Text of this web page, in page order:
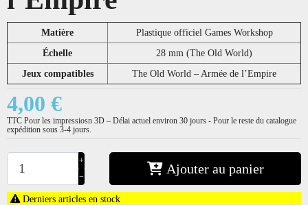
Matière
Plastique officiel Games Workshop
Échelle
28 mm (The Old World)
Jeux compatibles
The Old World – Armée de l’Empire
4,00 €
TTC Pour les impressiosn 3D – Délai actuel environ 30 jours - Pour le reste du catalogue
expédition sous 3-4 jours.
+
−
Ajouter au panier
Derniers articles en stock